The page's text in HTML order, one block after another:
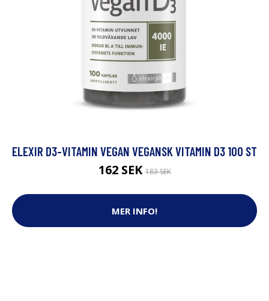
ELEXIR D3-VITAMIN VEGAN VEGANSK VITAMIN D3 100 ST
162 SEK183 SEK
MER INFO!